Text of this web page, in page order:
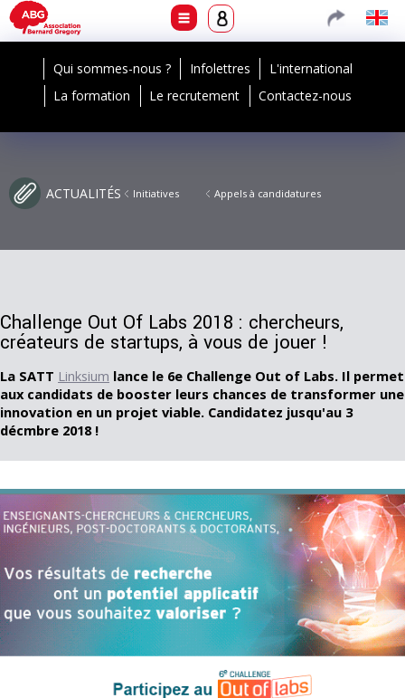
Qui sommes-nous ? Infolettres
L'international
La formation
Le recrutement Contactez-nous
ACTUALITÉS Initiatives Appels à candidatures
Challenge Out Of Labs 2018 : chercheurs,
créateurs de startups, à vous de jouer !
La SATT Linksium lance le 6e Challenge Out of Labs. Il permet
aux candidats de booster leurs chances de transformer une
innovation en un projet viable. Candidatez jusqu'au 3
décmbre 2018 !